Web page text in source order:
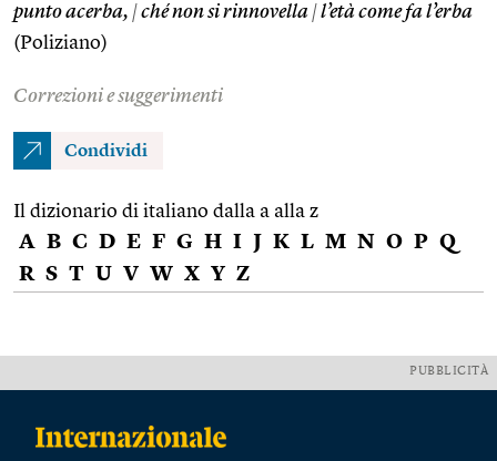
punto acerba, |ché non si rinnovella |l’età come fa l’erba
(Poliziano)
Correzioni e suggerimenti
Condividi
Il dizionario di italiano dalla a alla z
A B C D E F G H I J K L M N O P Q
R S T U V W X Y Z
PUBBLICITÀ